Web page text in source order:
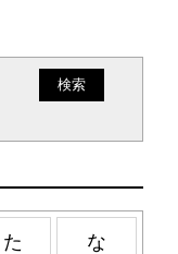
た な